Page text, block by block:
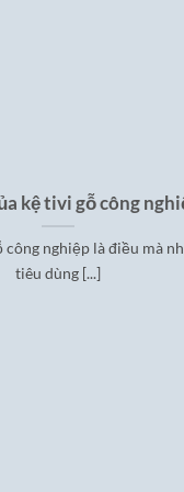
kệ tivi gỗ công
công nghiệp là điều mà
tiêu dùng [...]